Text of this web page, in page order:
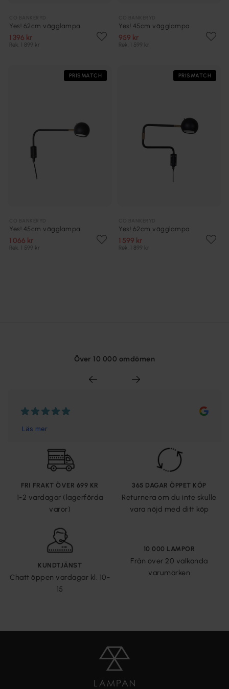
Yes! 62cm vägglampa
1 396 kr
Rek. 1 899 kr
Yes! 45cm vägglampa
959 kr
Rek. 1 599 kr
PRISMATCH
Yes! 45cm vägglampa
1 066 kr
Rek. 1 599 kr
PRISMATCH
Yes! 62cm vägglampa
1 599 kr
Rek. 1 899 kr
Över 10 000 omdömen
FRI FRAKT ÖVER 699 KR
1-2 vardagar (lagerförda
varor)
365 DAGAR ÖPPET KÖP
Returnera om du inte skulle
vara nöjd med ditt köp
KUNDTJÄNST
Chatt öppen vardagar kl. 10-
15
10 000 LAMPOR
Från över 20 välkända
varumärken